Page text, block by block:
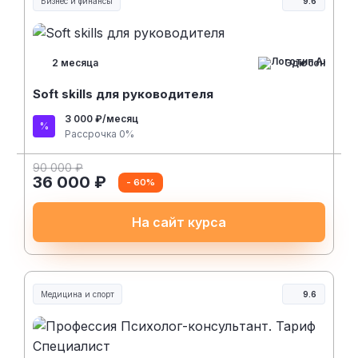
2 месяца Эдюсон
Soft skills для руководителя
3 000 ₽/месяц
Рассрочка 0%
90 000 ₽
36 000 ₽ - 60%
На сайт курса
Медицина и спорт
Медицина, спорт и здоровье
9.6